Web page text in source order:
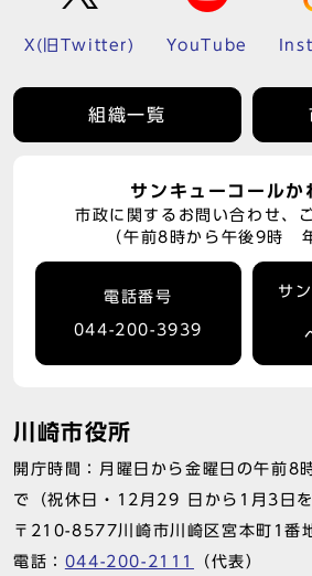
X(旧Twitter) YouTube
組織一覧
サンキューコールか
市政に関するお問い合わせ、
（午前8時から午後9時
電話番号
044-200-3939
サ
川崎市役所
開庁時間：月曜日から金曜日の午前8
で（祝休日・12月29 日から1月3日を
〒210-8577川崎市川崎区宮本町1番
電話： 044-200-2111 （代表）